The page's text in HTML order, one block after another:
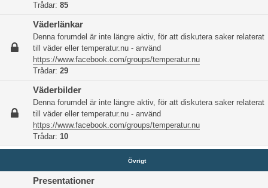
Trådar: 85
Väderlänkar
Denna forumdel är inte längre aktiv, för att diskutera saker relaterat
till väder eller temperatur.nu - använd
https://www.facebook.com/groups/temperatur.nu
Trådar: 29
Väderbilder
Denna forumdel är inte längre aktiv, för att diskutera saker relaterat
till väder eller temperatur.nu - använd
https://www.facebook.com/groups/temperatur.nu
Trådar: 10
Övrigt
Presentationer